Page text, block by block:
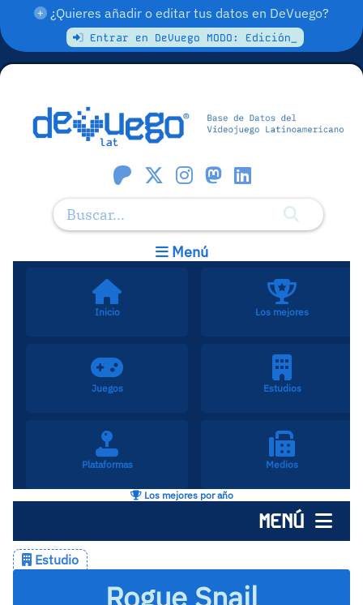
¿Quieres añadir o editar tus datos en DeVuego?
Entrar en DeVuego MODO: Edición_
Menú
Inicio Los mejores
Juegos Estudios
Plataformas Medios
Los mejores por año
MENÚ
Estudio